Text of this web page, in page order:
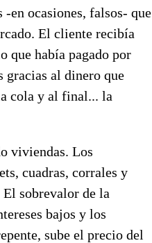
en ocasiones, falsos- que
El cliente recibía
que había pagado por
gracias al dinero que
cola y al final... la
viviendas. Los
cuadras, corrales y
El sobrevalor de la
bajos y los
sube el precio del